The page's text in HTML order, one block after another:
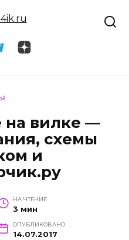
на вилке —
схемы
и
НА ЧТЕНИЕ
3 мин
ОПУБЛИКОВАНО
14.07.2017